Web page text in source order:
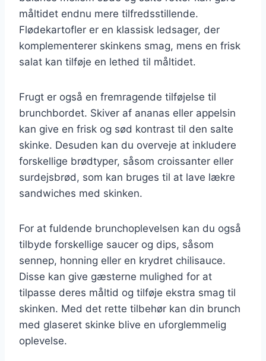
måltidet endnu mere tilfredsstillende.
Flødekartofler er en klassisk ledsager, der
komplementerer skinkens smag, mens en frisk
salat kan tilføje en lethed til måltidet.
Frugt er også en fremragende tilføjelse til
brunchbordet. Skiver af ananas eller appelsin
kan give en frisk og sød kontrast til den salte
skinke. Desuden kan du overveje at inkludere
forskellige brødtyper, såsom croissanter eller
surdejsbrød, som kan bruges til at lave lækre
sandwiches med skinken.
For at fuldende brunchoplevelsen kan du også
tilbyde forskellige saucer og dips, såsom
sennep, honning eller en krydret chilisauce.
Disse kan give gæsterne mulighed for at
tilpasse deres måltid og tilføje ekstra smag til
skinken. Med det rette tilbehør kan din brunch
med glaseret skinke blive en uforglemmelig
oplevelse.